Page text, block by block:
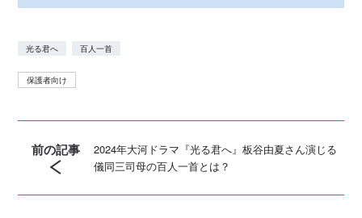
光る君へ 百人一首
保護者向け
前の記事
2024年大河ドラマ『光る君へ』板谷由夏さん演じる
儀同三司母の百人一首とは？